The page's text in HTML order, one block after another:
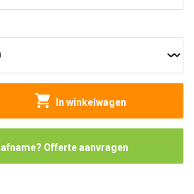
In winkelwagen
Offerte aanvragen